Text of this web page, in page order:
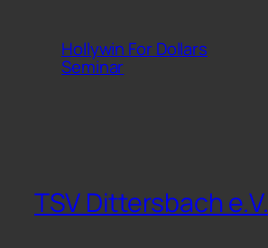
Hollywin For Dollars
Seminar
TSV Dittersbach e.V.